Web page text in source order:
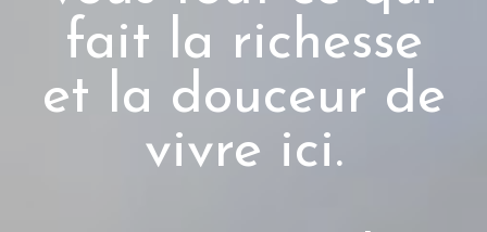
fait la richesse
et la douceur de
vivre ici.